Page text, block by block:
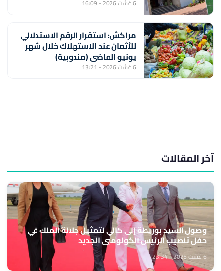
القدس الشريف
6 غشت 2026 - 16:09
مراكش: استقرار الرقم الاستدلالي
للأثمان عند الاستهلاك خلال شهر
يونيو الماضي (مندوبية)
6 غشت 2026 - 13:21
آخر المقالات
وصول السيد بوريطة إلى كالي لتمثيل جلالة الملك في
حفل تنصيب الرئيس الكولومبي الجديد
6 غشت 2026 - 23:34